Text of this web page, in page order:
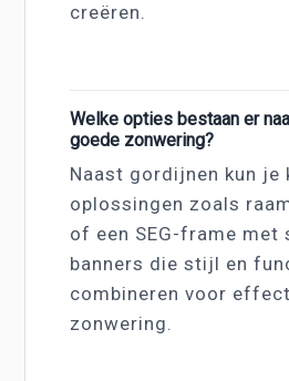
creëren.
Welke opties bestaan er
goede zonwering?
Naast gordijnen kun je
oplossingen zoals
of een SEG-frame met
banners die stijl en
combineren voor
zonwering.